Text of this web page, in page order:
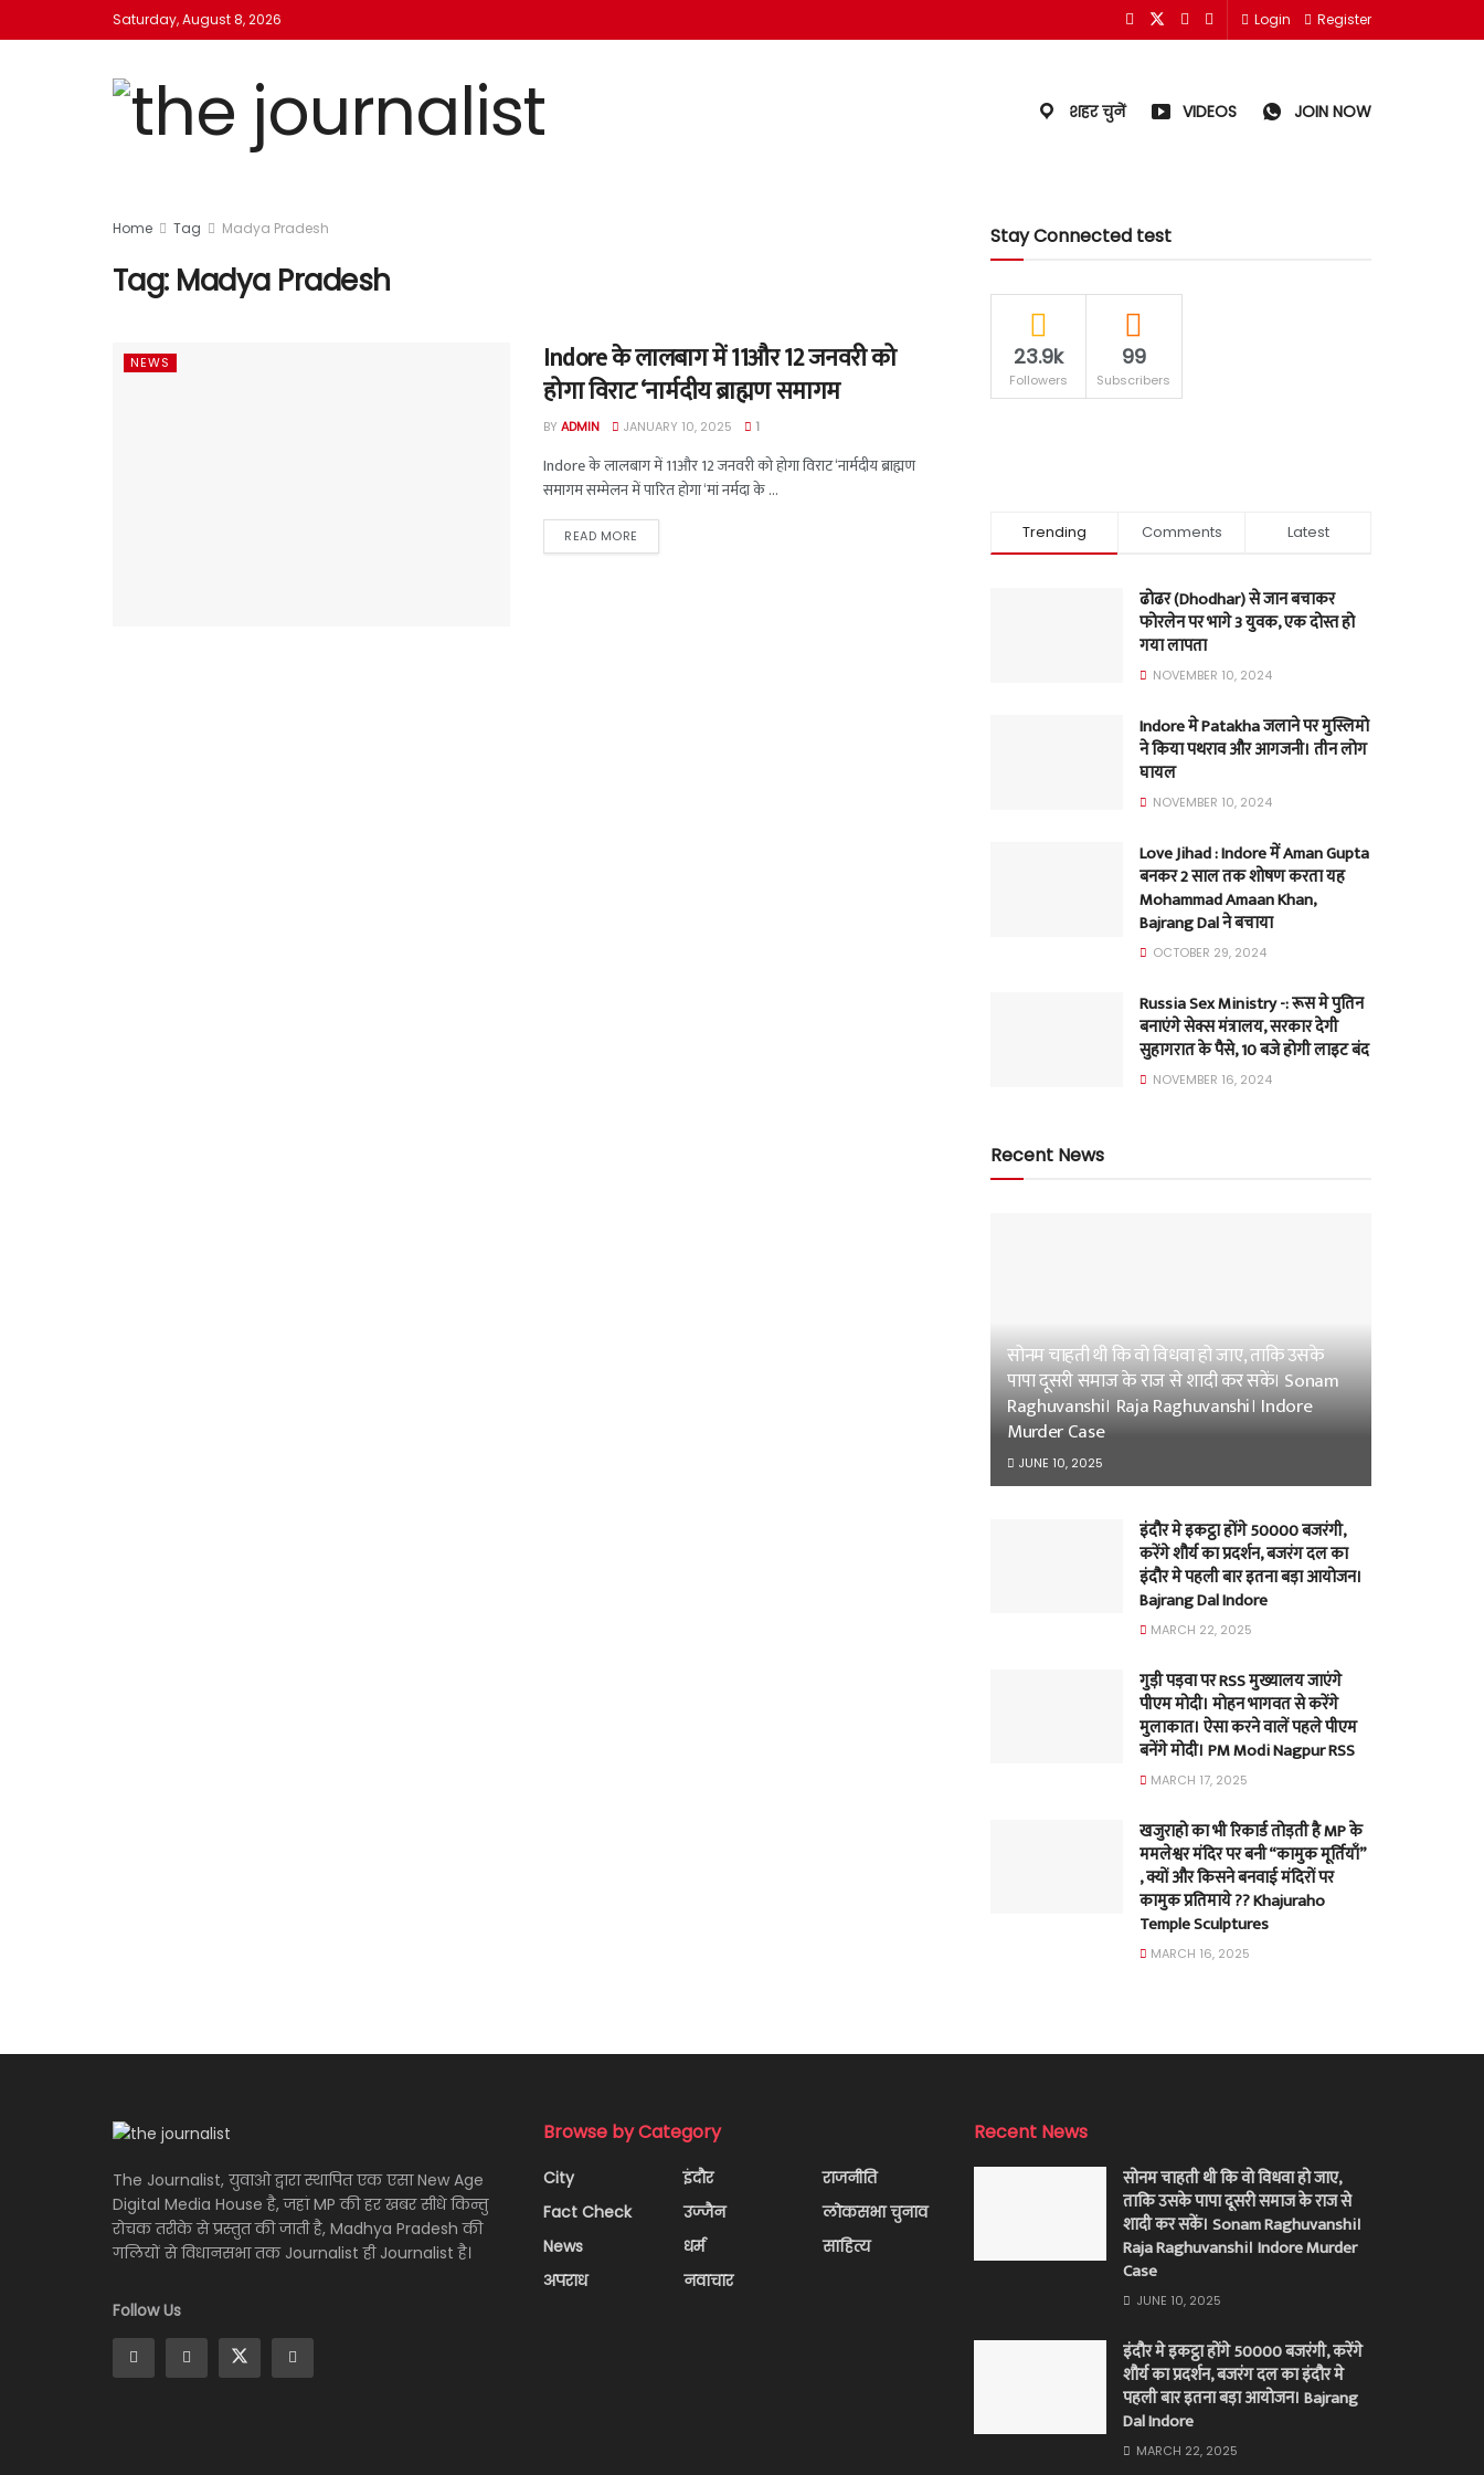
Saturday, August 8, 2026 Login Register
शहर चुनें VIDEOS JOIN NOW
Home Tag Madya Pradesh
Tag: Madya Pradesh
NEWS
Indore के लालबाग में 11और 12 जनवरी को
होगा विराट ‘नार्मदीय ब्राह्मण समागम
BY ADMIN JANUARY 10, 2025 1
Indore के लालबाग में 11और 12 जनवरी को होगा विराट ‘नार्मदीय ब्राह्मण
समागम सम्मेलन में पारित होगा ‘मां नर्मदा के ...
READ MORE
Stay Connected test
23.9k
Followers
99
Subscribers
Trending Comments Latest
ढोढर (Dhodhar) से जान बचाकर
फोरलेन पर भागे 3 युवक, एक दोस्त हो
गया लापता
NOVEMBER 10, 2024
Indore मे Patakha जलाने पर मुस्लिमो
ने किया पथराव और आगजनी। तीन लोग
घायल
NOVEMBER 10, 2024
Love Jihad : Indore में Aman Gupta
बनकर 2 साल तक शोषण करता यह
Mohammad Amaan Khan,
Bajrang Dal ने बचाया
OCTOBER 29, 2024
Russia Sex Ministry -: रूस मे पुतिन
बनाएंगे सेक्स मंत्रालय, सरकार देगी
सुहागरात के पैसे, 10 बजे होगी लाइट बंद
NOVEMBER 16, 2024
Recent News
सोनम चाहती थी कि वो विधवा हो जाए, ताकि उसके
पापा दूसरी समाज के राज से शादी कर सकें। Sonam
Raghuvanshi। Raja Raghuvanshi। Indore
Murder Case
JUNE 10, 2025
इंदौर मे इकट्ठा होंगे 50000 बजरंगी,
करेंगे शौर्य का प्रदर्शन, बजरंग दल का
इंदौर मे पहली बार इतना बड़ा आयोजन।
Bajrang Dal Indore
MARCH 22, 2025
गुड़ी पड़वा पर RSS मुख्यालय जाएंगे
पीएम मोदी। मोहन भागवत से करेंगे
मुलाकात। ऐसा करने वालें पहले पीएम
बनेंगे मोदी। PM Modi Nagpur RSS
MARCH 17, 2025
खजुराहो का भी रिकार्ड तोड़ती है MP के
ममलेश्वर मंदिर पर बनी “कामुक मूर्तियाँ”
, क्यों और किसने बनवाई मंदिरों पर
कामुक प्रतिमाये ?? Khajuraho
Temple Sculptures
MARCH 16, 2025
The Journalist, युवाओ द्वारा स्थापित एक एसा New Age
Digital Media House है, जहां MP की हर खबर सीधे किन्तु
रोचक तरीके से प्रस्तुत की जाती है, Madhya Pradesh की
गलियों से विधानसभा तक Journalist ही Journalist है।
Follow Us
Browse by Category
City
Fact Check
News
अपराध
इंदौर
उज्जैन
धर्म
नवाचार
राजनीति
लोकसभा चुनाव
साहित्य
Recent News
सोनम चाहती थी कि वो विधवा हो जाए,
ताकि उसके पापा दूसरी समाज के राज से
शादी कर सकें। Sonam Raghuvanshi।
Raja Raghuvanshi। Indore Murder
Case
JUNE 10, 2025
इंदौर मे इकट्ठा होंगे 50000 बजरंगी, करेंगे
शौर्य का प्रदर्शन, बजरंग दल का इंदौर मे
पहली बार इतना बड़ा आयोजन। Bajrang
Dal Indore
MARCH 22, 2025